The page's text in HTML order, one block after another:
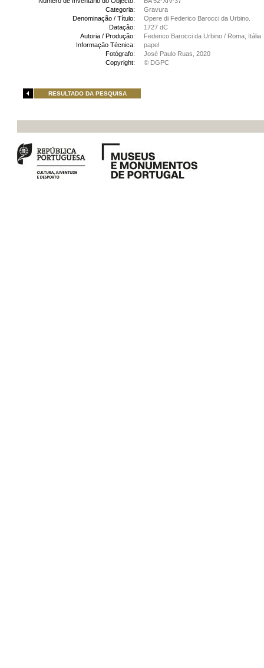
Categoria:
Gravura
Denominação / Título:
Opere di Federico Barocci da Urbino.
Datação:
1727 dC
Autoria / Produção:
Federico Barocci da Urbino / Roma, Itália
Informação Técnica:
papel
Fotógrafo:
José Paulo Ruas, 2020
Copyright:
© DGPC
RESULTADO DA PESQUISA